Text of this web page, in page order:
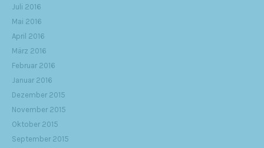
Juli 2016
Mai 2016
April 2016
März 2016
Februar 2016
Januar 2016
Dezember 2015
November 2015
Oktober 2015
September 2015